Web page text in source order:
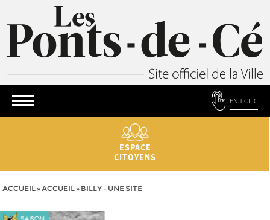
EN 1 CLIC
ESPACE
CITOYENS
ACCUEIL»ACCUEIL» BILLY – UNE SITE